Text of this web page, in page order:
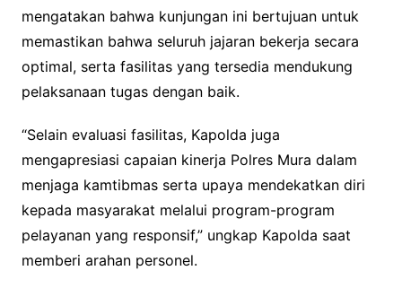
mengatakan bahwa kunjungan ini bertujuan untuk
memastikan bahwa seluruh jajaran bekerja secara
optimal, serta fasilitas yang tersedia mendukung
pelaksanaan tugas dengan baik.
“Selain evaluasi fasilitas, Kapolda juga
mengapresiasi capaian kinerja Polres Mura dalam
menjaga kamtibmas serta upaya mendekatkan diri
kepada masyarakat melalui program-program
pelayanan yang responsif,” ungkap Kapolda saat
memberi arahan personel.